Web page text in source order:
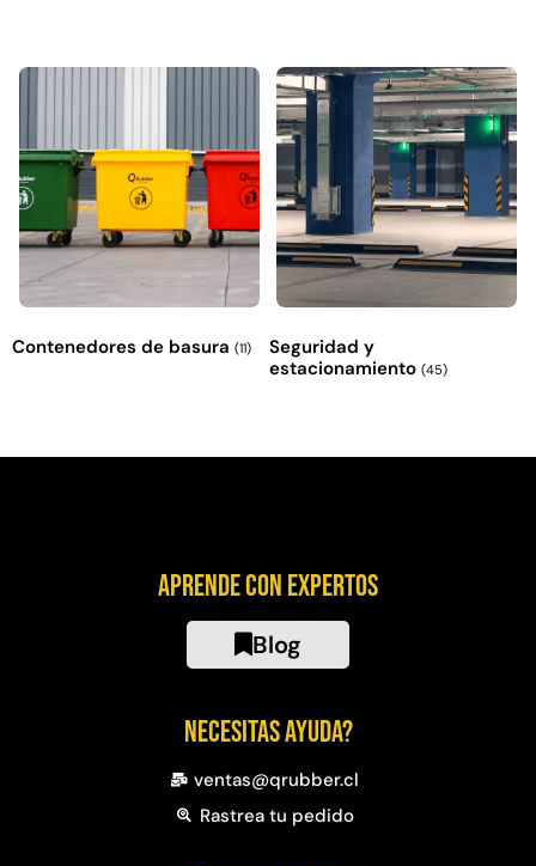
Contenedores de basura (11)
Seguridad y
estacionamiento (45)
Aprende con expertos
Blog
Necesitas ayuda?
ventas@qrubber.cl
Rastrea tu pedido
Empaquetadura 3/16" 4.8mm neopreno
con 1 tela 3.5MP
$803.797
Agregar al carrito